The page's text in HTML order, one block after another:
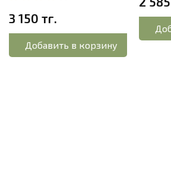
3 150 тг.
Добавить в корзину